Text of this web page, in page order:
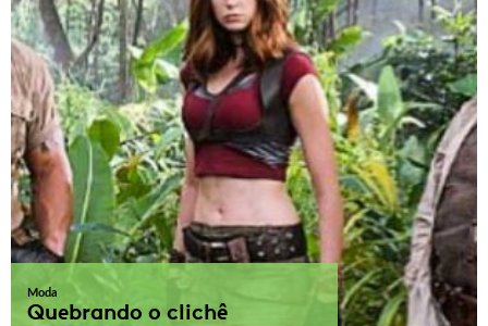
Moda
Quebrando o clichê